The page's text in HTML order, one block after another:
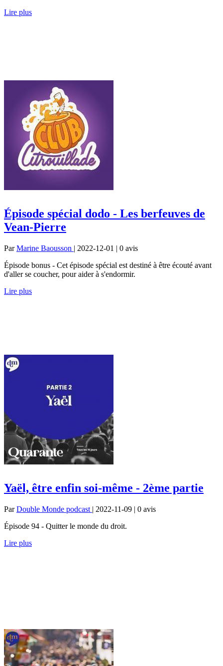
Lire plus
Épisode spécial dodo - Les berfeuves de
Vean-Pierre
ParMarine Baousson | 2022-12-01 | 0 avis
Épisode bonus - Cet épisode spécial est destiné à être écouté avant
d'aller se coucher, pour aider à s'endormir.
Lire plus
Yaël, être enfin soi-même - 2ème partie
ParDouble Monde podcast | 2022-11-09 | 0 avis
Épisode 94 - Quitter le monde du droit.
Lire plus